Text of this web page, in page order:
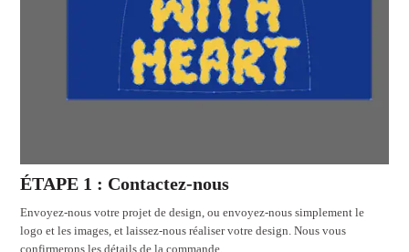
ÉTAPE 1 : Contactez-nous
Envoyez-nous votre projet de design, ou envoyez-nous simplement le
logo et les images, et laissez-nous réaliser votre design. Nous vous
confirmerons les détails de la commande.